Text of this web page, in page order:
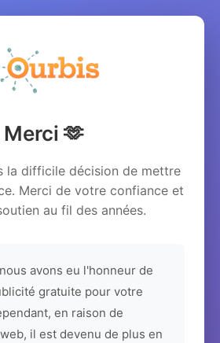
Merci 🫶
la difficile décision de mettre
Merci de votre confiance et
au fil des années.
avons eu l'honneur de
gratuite pour votre
en raison de
il est devenu de plus en